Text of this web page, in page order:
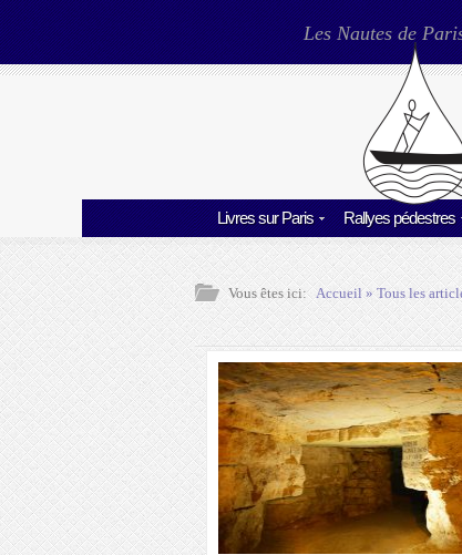
Les Nautes de
Livres sur Paris Rallyes pédestres
Vous êtes ici: Accueil» Tous les